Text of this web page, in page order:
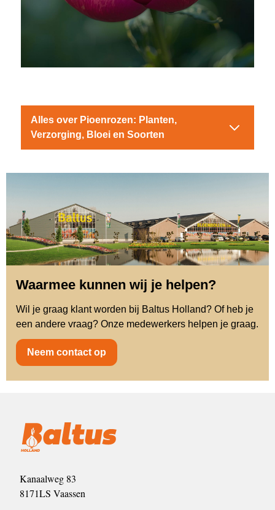
Alles over Pioenrozen: Planten,
Verzorging, Bloei en Soorten
Waarmee kunnen wij je helpen?
Wil je graag klant worden bij Baltus Holland? Of heb je
een andere vraag? Onze medewerkers helpen je graag.
Neem contact op
Kanaalweg 83
8171LS Vaassen